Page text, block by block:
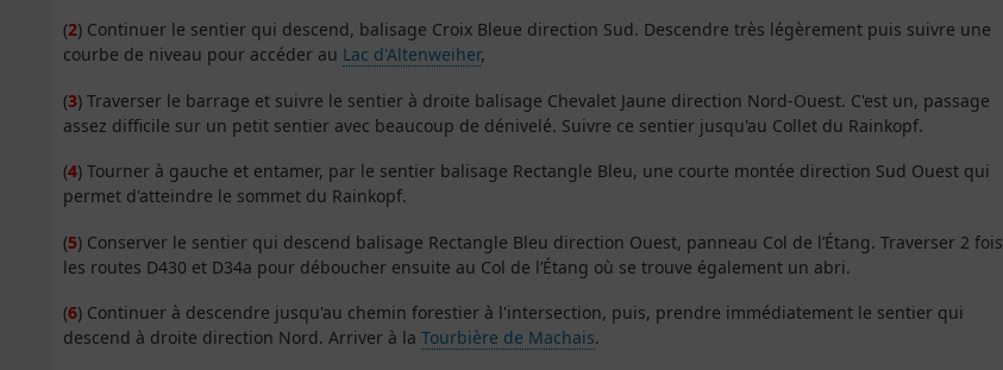
(2) Continuer le sentier qui descend, balisage Croix Bleue direction Sud. Descendre très légèrement puis suivre une
courbe de niveau pour accéder au Lac d'Altenweiher,
(3) Traverser le barrage et suivre le sentier à droite balisage Chevalet Jaune direction Nord-Ouest. C'est un, passage
assez difficile sur un petit sentier avec beaucoup de dénivelé. Suivre ce sentier jusqu'au Collet du Rainkopf.
(4) Tourner à gauche et entamer, par le sentier balisage Rectangle Bleu, une courte montée direction Sud Ouest qui
permet d'atteindre le sommet du Rainkopf.
(5) Conserver le sentier qui descend balisage Rectangle Bleu direction Ouest, panneau Col de l’Étang. Traverser 2 fois
les routes D430 et D34a pour déboucher ensuite au Col de l’Étang où se trouve également un abri.
(6) Continuer à descendre jusqu'au chemin forestier à l'intersection, puis, prendre immédiatement le sentier qui
descend à droite direction Nord. Arriver à laTourbière de Machais.